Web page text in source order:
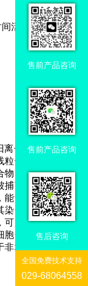
间活细胞成像
离子染料，能
体内积聚。
物，可轻松穿
捕获在线粒体
能够在线粒体
染色效率。其
可用于多种荧
胞化学和流式
增殖细胞，
售前产品咨询
售前产品咨询
售后咨询
全国免费技术支持
029-68064558